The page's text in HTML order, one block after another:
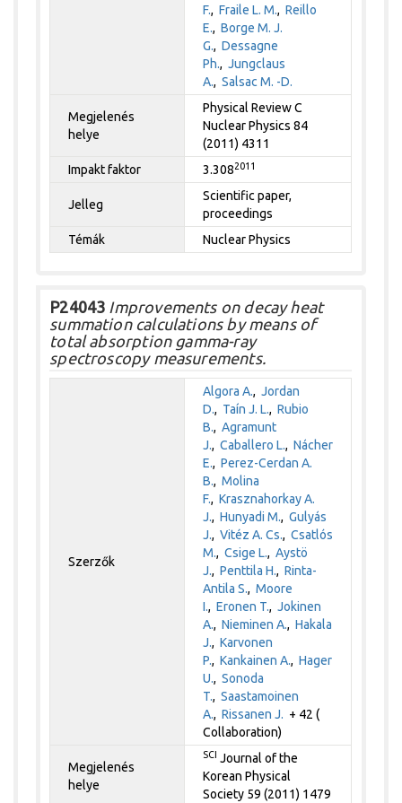
F.,Fraile L. M.,Reillo
E.,Borge M. J.
G.,Dessagne
Ph.,Jungclaus
A.,Salsac M. -D.
Megjelenés
helye
Physical Review C
Nuclear Physics 84
(2011) 4311
Impakt faktor
3.3082011
Jelleg
Scientific paper,
proceedings
Témák
Nuclear Physics
P24043 Improvements on decay heat
summation calculations by means of
total absorption gamma-ray
spectroscopy measurements.
Szerzők
Algora A.,Jordan
D., Taín J. L.,Rubio
B.,Agramunt
J.,Caballero L.,Nácher
E.,Perez-Cerdan A.
B.,Molina
F.,Krasznahorkay A.
J.,Hunyadi M.,Gulyás
J.,Vitéz A. Cs.,Csatlós
M.,Csige L.,Aystö
J.,Penttila H.,Rinta-
Antila S.,Moore
I.,Eronen T.,Jokinen
A.,Nieminen A.,Hakala
J.,Karvonen
P.,Kankainen A.,Hager
U.,Sonoda
T.,Saastamoinen
A.,Rissanen J. + 42 (
Collaboration)
Megjelenés
helye
SCI Journal of the
Korean Physical
Society 59 (2011) 1479